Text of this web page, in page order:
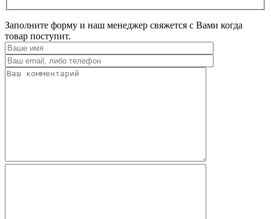
Заполните форму и наш менеджер свяжется с Вами когда
товар поступит.